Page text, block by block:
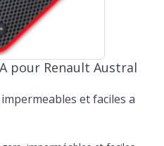
pour Renault Austral
et faciles a